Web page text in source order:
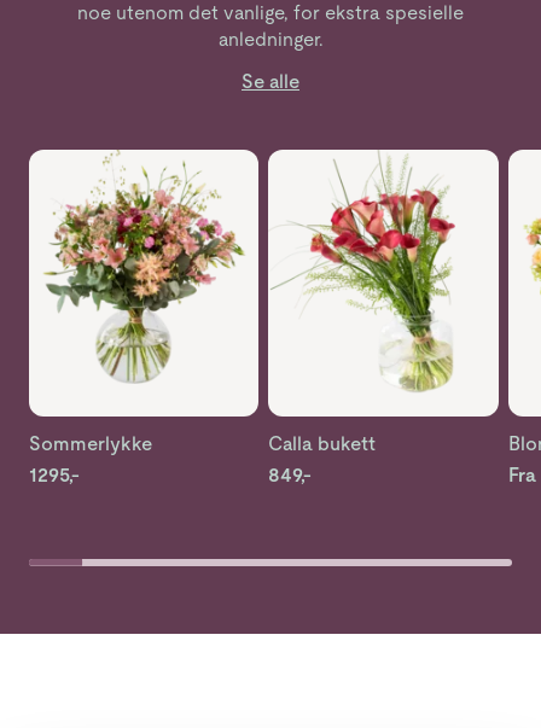
noe utenom det vanlige, for ekstra spesielle
anledninger.
Se alle
Se mer om Sommerlykke
Sommerlykke
1295,-
Se mer om Calla bukett
Calla bukett
849,-
Se